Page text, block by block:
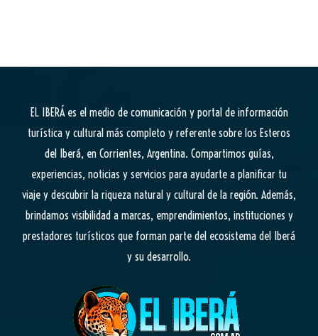
EL IBERÁes el medio de comunicación y portal de información
turística y cultural más completo y referente sobre los Esteros
del Iberá, en Corrientes, Argentina. Compartimos guías,
experiencias, noticias y servicios para ayudarte a planificar tu
viaje y descubrir la riqueza natural y cultural de la región. Además,
brindamos visibilidad a marcas, emprendimientos, instituciones y
prestadores turísticos que forman parte del ecosistema del Iberá
y su desarrollo.